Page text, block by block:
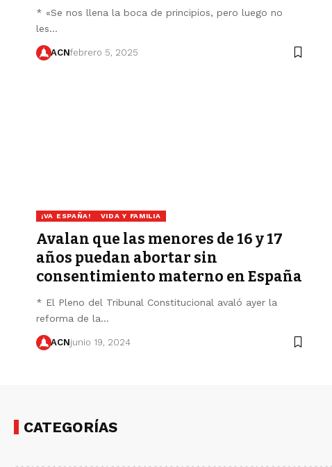
* «Se nos llena la boca de principios, pero luego no
les…
ACNfebrero 5, 2025
¡VA ESPAÑA! VIDA Y FAMILIA
Avalan que las menores de 16 y 17
años puedan abortar sin
consentimiento materno en España
* El Pleno del Tribunal Constitucional avaló ayer la
reforma de la…
ACNjunio 19, 2024
CATEGORÍAS